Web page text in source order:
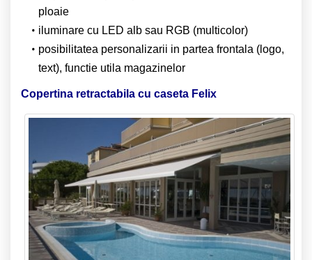
ploaie
iluminare cu LED alb sau RGB (multicolor)
posibilitatea personalizarii in partea frontala (logo,
text), functie utila magazinelor
Copertina retractabila cu caseta Felix